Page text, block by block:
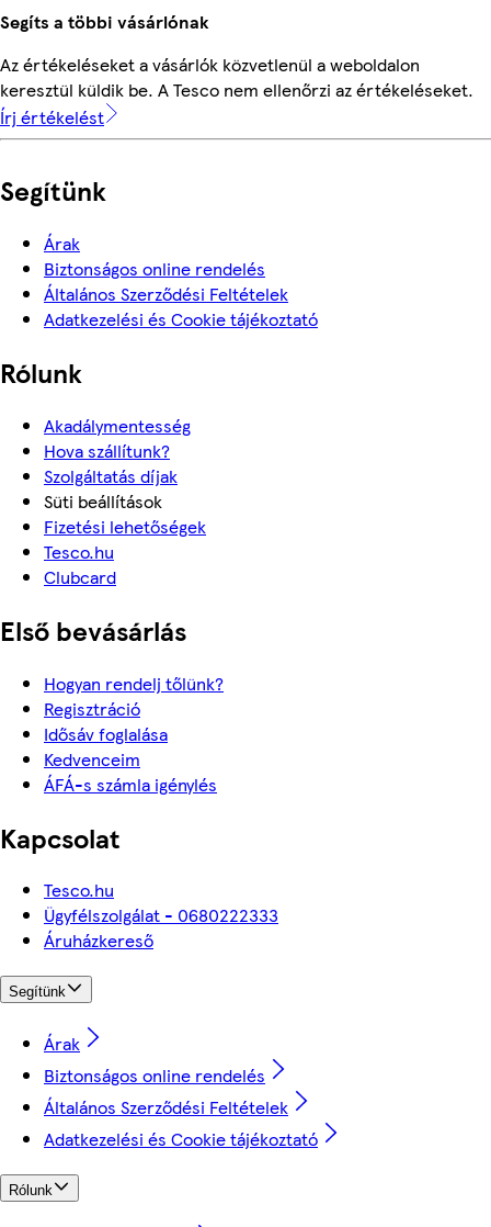
Segíts a többi vásárlónak
Az értékeléseket a vásárlók közvetlenül a weboldalon
keresztül küldik be. A Tesco nem ellenőrzi az értékeléseket.
Írj értékelést
Segítünk
Árak
Biztonságos online rendelés
Általános Szerződési Feltételek
Adatkezelési és Cookie tájékoztató
Rólunk
Akadálymentesség
Hova szállítunk?
Szolgáltatás díjak
Süti beállítások
Fizetési lehetőségek
Tesco.hu
Clubcard
Első bevásárlás
Hogyan rendelj tőlünk?
Regisztráció
Idősáv foglalása
Kedvenceim
ÁFÁ-s számla igénylés
Kapcsolat
Tesco.hu
Ügyfélszolgálat - 0680222333
Áruházkereső
Segítünk
Árak
Biztonságos online rendelés
Általános Szerződési Feltételek
Adatkezelési és Cookie tájékoztató
Rólunk